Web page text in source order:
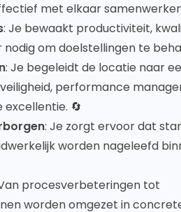
met elkaar
: Je bewaakt productiviteit,
om doelstellingen te
: Je begeleidt de locatie naar
performance
🔄
: Je zorgt ervoor dat
worden nageleefd
procesverbeteringen tot
worden omgezet in